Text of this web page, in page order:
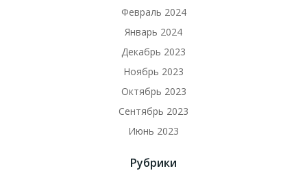
Февраль 2024
Январь 2024
Декабрь 2023
Ноябрь 2023
Октябрь 2023
Сентябрь 2023
Июнь 2023
Рубрики